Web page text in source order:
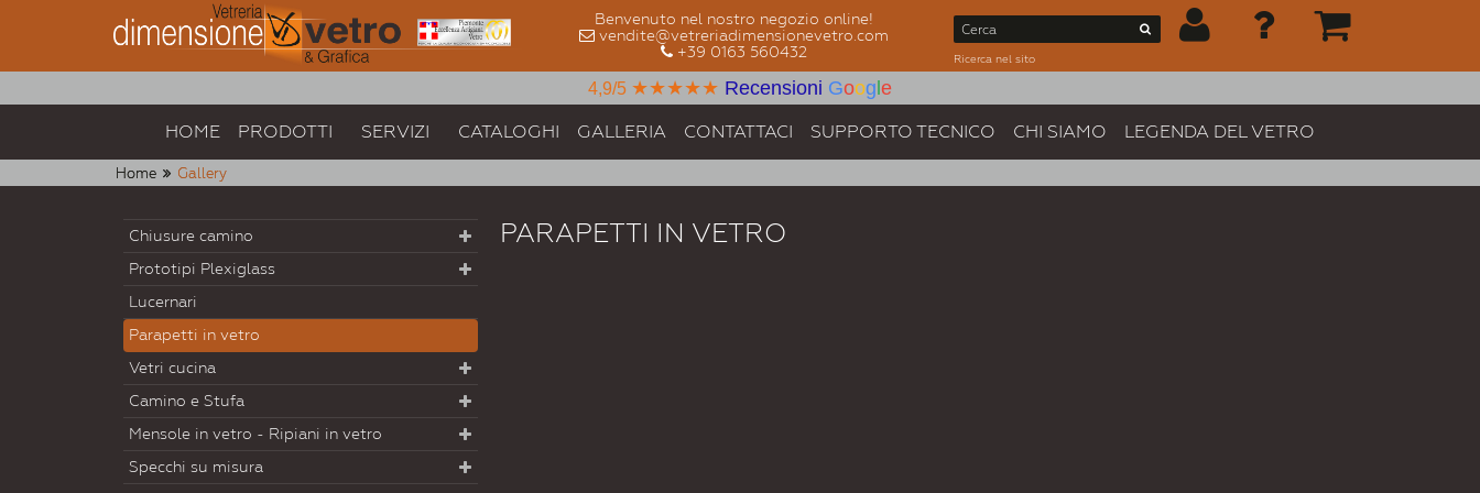
Benvenuto nel nostro negozio online!
vendite@vetreriadimensionevetro.com
+39 0163 560432
Ricerca nel sito
4,9/5 ★★★★★ Recensioni Goog e
HOME PRODOTTI SERVIZI CATALOGHI GALLERIA CONTATTACI SUPPORTO TECNICO CHI SIAMO LEGENDA DEL VETRO
Home Gallery
Chiusure camino
Prototipi Plexiglass
Lucernari
Parapetti in vetro
Vetri cucina
Camino e Stufa
Mensole in vetro - Ripiani in vetro
Specchi su misura
PARAPETTI IN VETRO